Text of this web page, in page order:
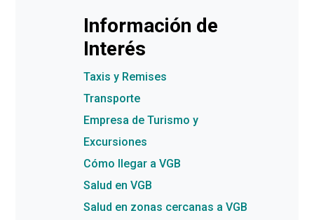
Información de
Interés
Taxis y Remises
Transporte
Empresa de Turismo y
Excursiones
Cómo llegar a VGB
Salud en VGB
Salud en zonas cercanas a VGB